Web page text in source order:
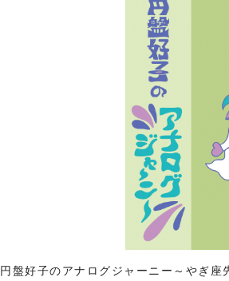
円盤好子のアナログジャーニー～やぎ座